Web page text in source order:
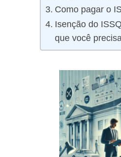
Como pagar o
Isenção do
que você